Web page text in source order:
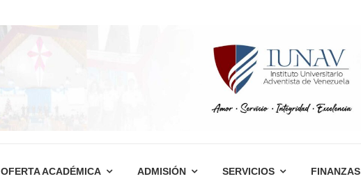
OFERTA ACADÉMICA ADMISIÓN SERVICIOS FINANZAS